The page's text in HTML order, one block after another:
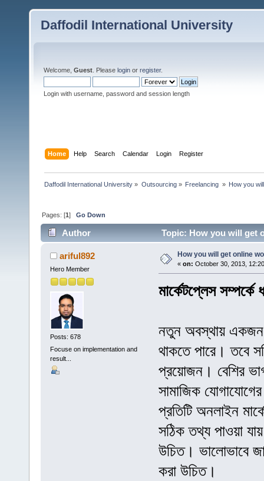
Daffodil International University
Welcome, Guest . Please login or register.
Login with username, password and session length
Home Help Search Calendar Login Register
Daffodil International University » Outsourcing» Freelancing » How you
Pages: [1]Go Down
Author Topic: How you will get
ariful892
Hero Member
Posts: 678
Focuse on implementation and
result...
How you will get online
« on: October 30, 2013,
মার্কেটপ্লেস সম্পর্কে
নতুন অবস্থায় একজন
থাকতে পারে। তবে
প্রয়োজন। বেশির
সামাজিক
প্রতিটি অনলাইন
সঠিক তথ্য পাওয়া
উচিত। ভালোভাবে
করা উচিত।